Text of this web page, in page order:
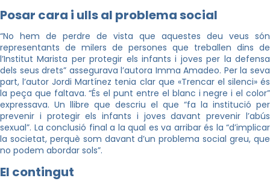
Posar cara i ulls al problema social
“No hem de perdre de vista que aquestes deu veus són
representants de milers de persones que treballen dins de
l’Institut Marista per protegir els infants i joves per la defensa
dels seus drets” assegurava l’autora Imma Amadeo. Per la seva
part, l’autor Jordi Martínez tenia clar que «Trencar el silenci» és
la peça que faltava. “És el punt entre el blanc i negre i el color”
expressava. Un llibre que descriu el que “fa la institució per
prevenir i protegir els infants i joves davant prevenir l’abús
sexual”. La conclusió final a la qual es va arribar és la “d’implicar
la societat, perquè som davant d’un problema social greu, que
no podem abordar sols”.
El contingut